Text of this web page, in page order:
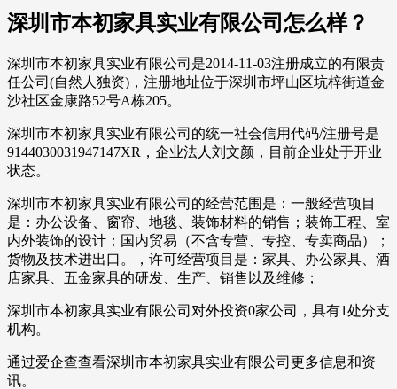
深圳市本初家具实业有限公司怎么样？
深圳市本初家具实业有限公司是2014-11-03注册成立的有限责
任公司(自然人独资)，注册地址位于深圳市坪山区坑梓街道金
沙社区金康路52号A栋205。
深圳市本初家具实业有限公司的统一社会信用代码/注册号是
9144030031947147XR，企业法人刘文颜，目前企业处于开业
状态。
深圳市本初家具实业有限公司的经营范围是：一般经营项目
是：办公设备、窗帘、地毯、装饰材料的销售；装饰工程、室
内外装饰的设计；国内贸易（不含专营、专控、专卖商品）；
货物及技术进出口。，许可经营项目是：家具、办公家具、酒
店家具、五金家具的研发、生产、销售以及维修；
深圳市本初家具实业有限公司对外投资0家公司，具有1处分支
机构。
通过爱企查查看深圳市本初家具实业有限公司更多信息和资
讯。